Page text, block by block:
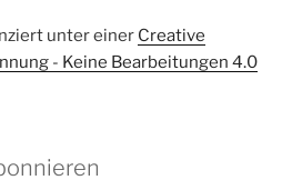
unter einer Creative
- Keine Bearbeitungen 4.0